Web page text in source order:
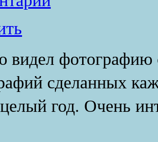
фотографию
сделанных
год. Очень